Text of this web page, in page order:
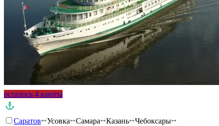
осталось 4 каюты
Саратов Усовка Самара Казань
Чебоксары